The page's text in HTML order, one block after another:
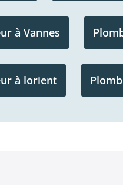
à Vannes
à lorient